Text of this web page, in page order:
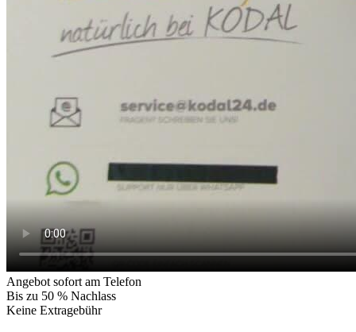
Angebot sofort am Telefon
Bis zu 50 % Nachlass
Keine Extragebühr